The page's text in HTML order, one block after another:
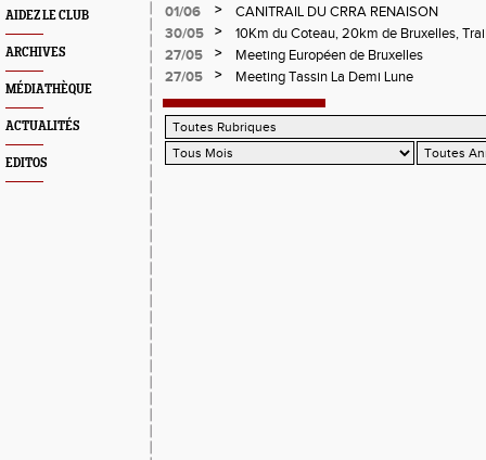
AIDEZ LE CLUB
ARCHIVES
MÉDIATHÈQUE
ACTUALITÉS
EDITOS
01/06
>
CANITRAIL DU CRRA RENAISON
30/05
>
10Km du Coteau, 20km de Bruxelles,
Pilatrail
27/05 >
Meeting Européen de Bruxelles
27/05
> Meeting Tassin La Demi Lune